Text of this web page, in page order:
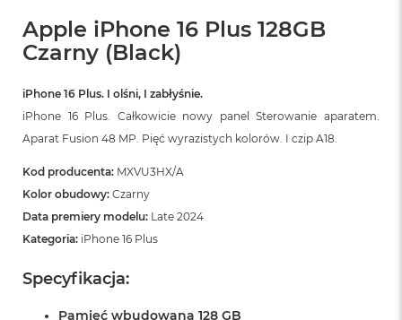
Apple iPhone 16 Plus 128GB
Czarny (Black)
iPhone 16 Plus. I olśni, I zabłyśnie.
iPhone 16 Plus. Całkowicie nowy panel Sterowanie aparatem.
Aparat Fusion 48 MP. Pięć wyrazistych kolorów. I czip A18.
Kod producenta: MXVU3HX/A
Kolor obudowy: Czarny
Data premiery modelu: Late 2024
Kategoria: iPhone 16 Plus
Specyfikacja:
Pamięć wbudowana 128 GB